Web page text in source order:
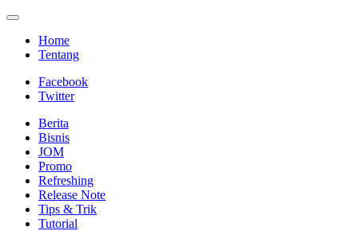
Home
Tentang
Facebook
Twitter
Berita
Bisnis
JOM
Promo
Refreshing
Release Note
Tips & Trik
Tutorial